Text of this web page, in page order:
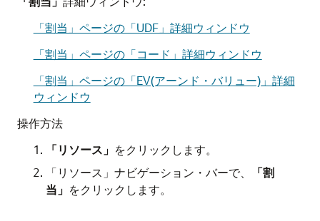
「割当」ページの「UDF」詳細ウィンドウ
「割当」ページの「コード」詳細ウィンドウ
「割当」ページの「EV(アーンド・バリュー)」詳細
ウィンドウ
操作方法
「リソース」 をクリックします。
「リソース」ナビゲーション・バーで、
「割
当」 をクリックします。